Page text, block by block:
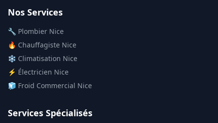
Nos Services
🔧 Plombier Nice
🔥 Chauffagiste Nice
❄️ Climatisation Nice
⚡ Électricien Nice
🧊 Froid Commercial Nice
Services Spécialisés